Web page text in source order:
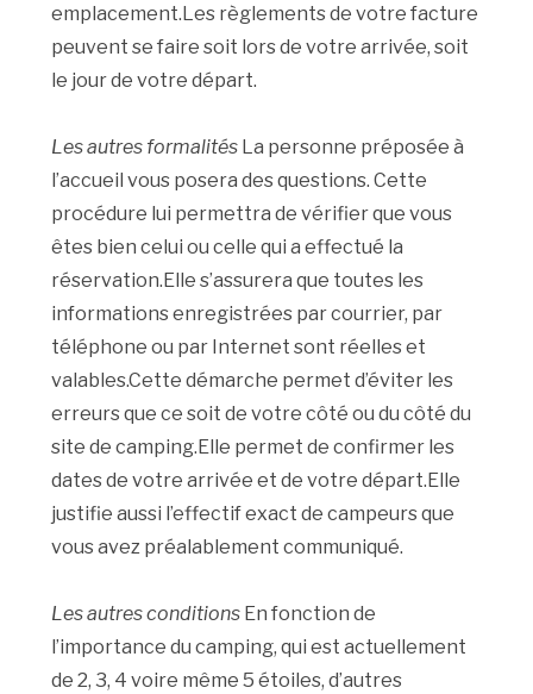
emplacement.Les règlements de votre facture
peuvent se faire soit lors de votre arrivée, soit
le jour de votre départ.
Les autres formalités La personne préposée à
l’accueil vous posera des questions. Cette
procédure lui permettra de vérifier que vous
êtes bien celui ou celle qui a effectué la
réservation.Elle s’assurera que toutes les
informations enregistrées par courrier, par
téléphone ou par Internet sont réelles et
valables.Cette démarche permet d’éviter les
erreurs que ce soit de votre côté ou du côté du
site de camping.Elle permet de confirmer les
dates de votre arrivée et de votre départ.Elle
justifie aussi l’effectif exact de campeurs que
vous avez préalablement communiqué.
Les autres conditions En fonction de
l’importance du camping, qui est actuellement
de 2, 3, 4 voire même 5 étoiles, d’autres